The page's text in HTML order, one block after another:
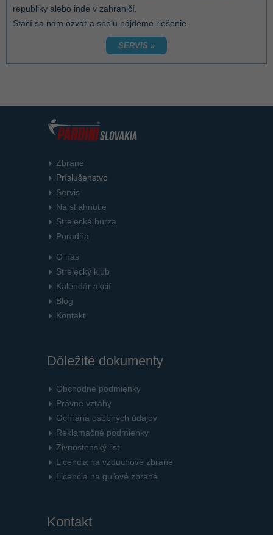
republiky alebo inde v zahraničí.
Stačí sa nám ozvať a spolu nájdeme riešenie.
SERVIS »
Zbrane
Príslušenstvo
Servis
Na stiahnutie
Strelecká burza
Poradňa
O nás
Strelecký klub
Kalendár akcií
Blog
Kontakt
Dôležité dokumenty
Obchodné podmienky
Právne vzťahy
Ochrana osobných údajov
Reklamačné podmienky
Živnostenský list
Licencia na vzduchové zbrane
Licencia na guľové zbrane
Kontakt